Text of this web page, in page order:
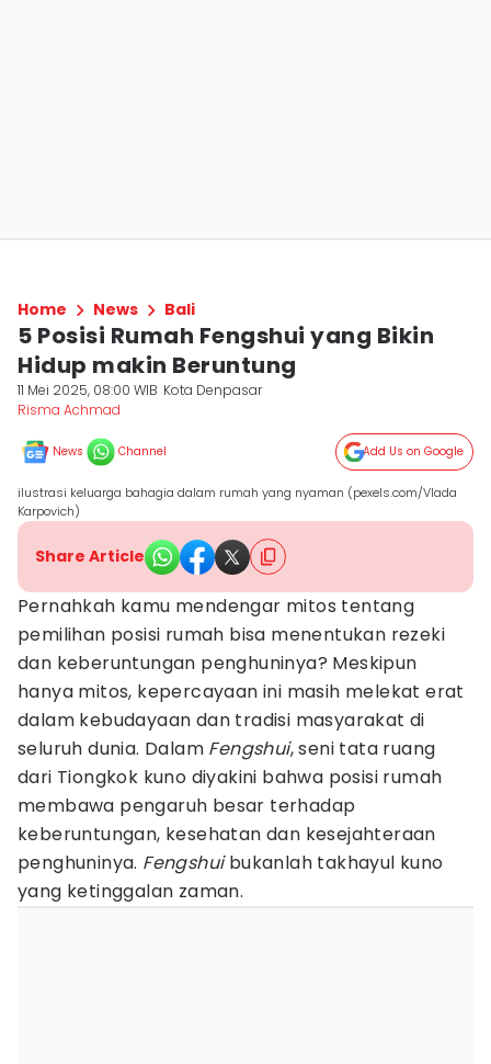
Home News Bali
5 Posisi Rumah Fengshui yang Bikin
Hidup makin Beruntung
11 Mei 2025, 08:00 WIB Kota Denpasar
Risma Achmad
News Channel Add Us on Google
ilustrasi keluarga bahagia dalam rumah yang nyaman (pexels.com/Vlada
Karpovich)
Share Article
Pernahkah kamu mendengar mitos tentang
pemilihan posisi rumah bisa menentukan rezeki
dan keberuntungan penghuninya? Meskipun
hanya mitos, kepercayaan ini masih melekat erat
dalam kebudayaan dan tradisi masyarakat di
seluruh dunia. Dalam Fengshui, seni tata ruang
dari Tiongkok kuno diyakini bahwa posisi rumah
membawa pengaruh besar terhadap
keberuntungan, kesehatan dan kesejahteraan
penghuninya. Fengshuibukanlah takhayul kuno
yang ketinggalan zaman.